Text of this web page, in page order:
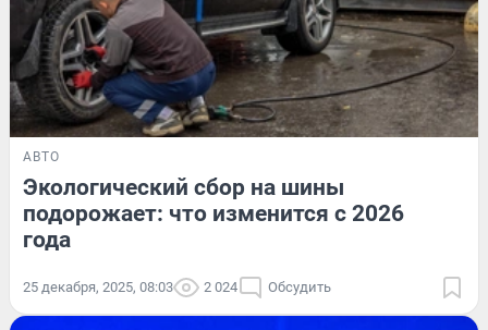
АВТО
Экологический сбор на шины
подорожает: что изменится с 2026
года
25 декабря, 2025, 08:03 2 024 Обсудить